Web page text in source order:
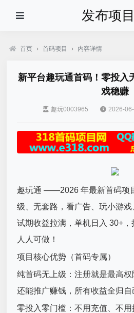
发布项
首页 › 首码项目 › 内容详情
新平台趣玩通首码！零投入
戏稳赚
趣玩0003965 2026-
趣玩通 ——2026 年最新首码项
级、无套路，看广告、玩小游
试期收益拉满，单机日入 30+，
人人可做！
项目核心优势（首码专属）
纯首码无上级：注册就是最高权
还能推广赚钱，所有收益全归自
零投入零门槛：不用充值、不